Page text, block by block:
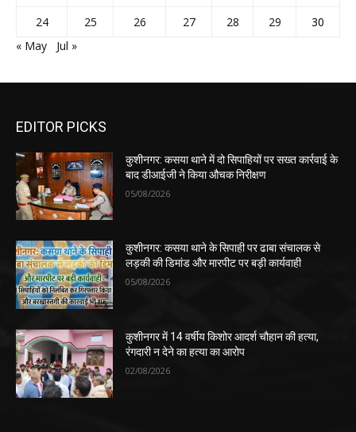
24
25 26 27 28 29
30
« May
Jul »
EDITOR PICKS
कुशीनगर: कसया थाने में दो सिपाहियों पर सख्त कार्रवाई के
बाद डीआईजी ने किया औचक निरीक्षण
05/08/2026
कुशीनगर: कसया थाने के सिपाही पर ढाबा संचालक से
लड़की की डिमांड और मारपीट पर बड़ी कार्यवाही
05/08/2026
कुशीनगर में 14 वर्षीय किशोर आदर्श चौहान की हत्या,
रंगदारी न देने का हत्या का आरोप
02/08/2026